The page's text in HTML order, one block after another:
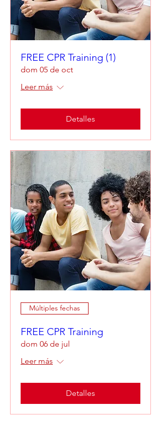
FREE CPR Training (1)
dom 05 de oct
Leer más
Detalles
Múltiples fechas
FREE CPR Training
dom 06 de jul
Leer más
Detalles